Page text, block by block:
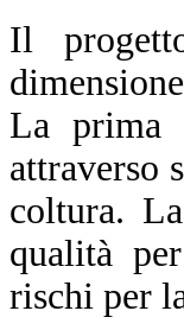
Il
La prima
attraverso
coltura.
qualità
rischi per